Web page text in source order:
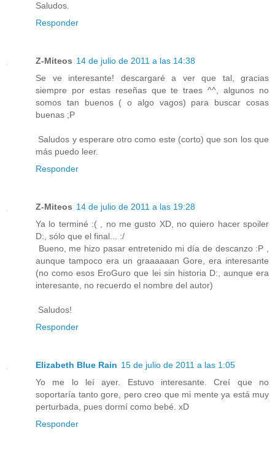
Saludos.
Responder
Z-Miteos 14 de julio de 2011 a las 14:38
Se ve interesante! descargaré a ver que tal, gracias
siempre por estas reseñas que te traes ^^, algunos no
somos tan buenos ( o algo vagos) para buscar cosas
buenas ;P
Saludos y esperare otro como este (corto) que son los que
más puedo leer.
Responder
Z-Miteos 14 de julio de 2011 a las 19:28
Ya lo terminé :( , no me gusto XD, no quiero hacer spoiler
D:, sólo que el final... :/
Bueno, me hizo pasar entretenido mi día de descanzo :P ,
aunque tampoco era un graaaaaan Gore, era interesante
(no como esos EroGuro que lei sin historia D:, aunque era
interesante, no recuerdo el nombre del autor)
Saludos!
Responder
Elizabeth Blue Rain 15 de julio de 2011 a las 1:05
Yo me lo leí ayer. Estuvo interesante. Creí que no
soportaría tanto gore, pero creo que mi mente ya está muy
perturbada, pues dormí como bebé. xD
Responder